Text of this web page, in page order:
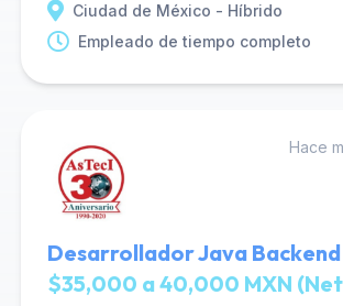
Ciudad de México - Híbrido
Empleado de tiempo completo
Hace
Desarrollador Java Backend
$35,000 a 40,000 MXN